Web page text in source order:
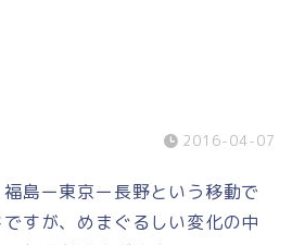
2016-04-07
島ー東京ー長野という移動で
すが、めまぐるしい変化の中